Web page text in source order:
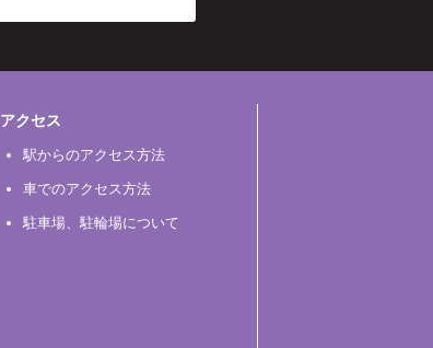
アクセス
駅からのアクセス方法
車でのアクセス方法
駐車場、駐輪場について